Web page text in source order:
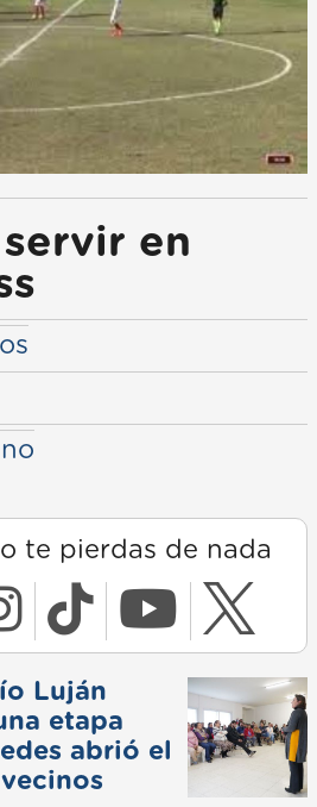
en
te pierdas de nada
Luján
etapa
abrió el